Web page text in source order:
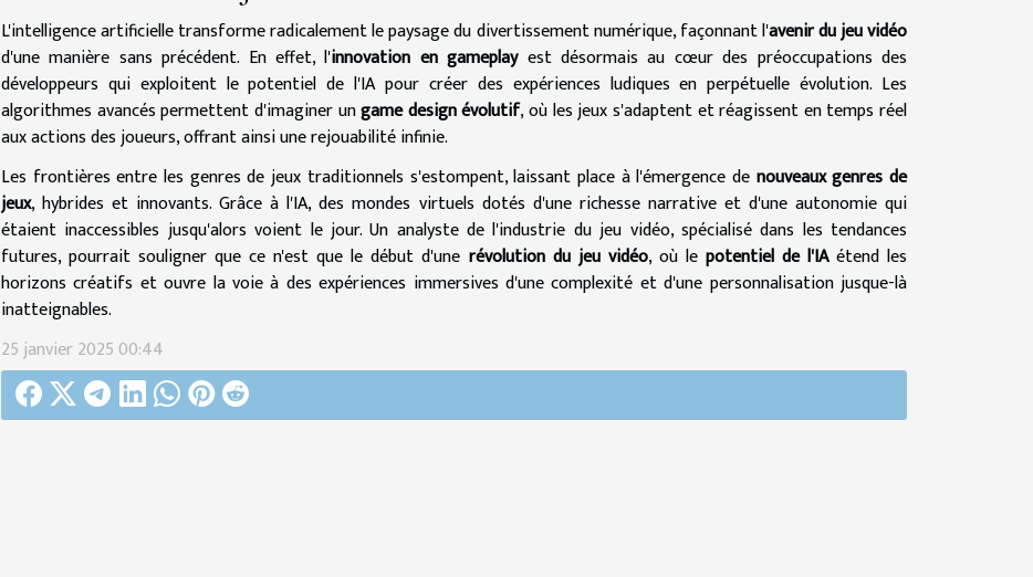
L'intelligence artificielle transforme radicalement le paysage du divertissement numérique, façonnant l'avenir du jeu vidéo
d'une manière sans précédent. En effet, l'innovation en gameplayest désormais au cœur des préoccupations des
développeurs qui exploitent le potentiel de l'IA pour créer des expériences ludiques en perpétuelle évolution. Les
algorithmes avancés permettent d'imaginer ungame design évolutif, où les jeux s'adaptent et réagissent en temps réel
aux actions des joueurs, offrant ainsi une rejouabilité infinie.
Les frontières entre les genres de jeux traditionnels s'estompent, laissant place à l'émergence de nouveaux genres de
jeux, hybrides et innovants. Grâce à l'IA, des mondes virtuels dotés d'une richesse narrative et d'une autonomie qui
étaient inaccessibles jusqu'alors voient le jour. Un analyste de l'industrie du jeu vidéo, spécialisé dans les tendances
futures, pourrait souligner que ce n'est que le début d'une révolution du jeu vidéo, où le potentiel de l'IAétend les
horizons créatifs et ouvre la voie à des expériences immersives d'une complexité et d'une personnalisation jusque-là
inatteignables.
25 janvier 2025 00:44